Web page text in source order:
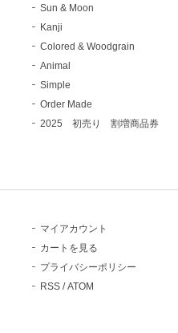
Sun & Moon
Kanji
Colored & Woodgrain
Animal
Simple
Order Made
2025 初売り 割増商品券
マイアカウント
カートを見る
プライバシーポリシー
RSS /ATOM